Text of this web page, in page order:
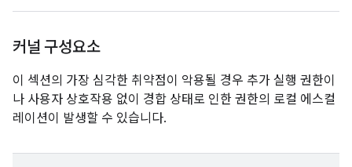
커널 구성요소
이 섹션의 가장 심각한 취약점이 악용될 경우 추가 실행 권한이
나 사용자 상호작용 없이 경합 상태로 인한 권한의 로컬 에스컬
레이션이 발생할 수 있습니다.